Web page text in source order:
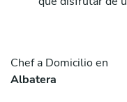
Chef a Domicilio en
Albatera